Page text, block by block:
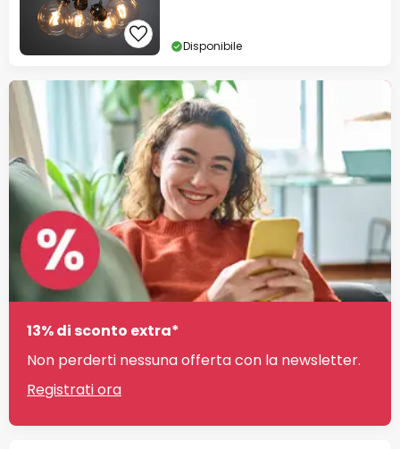
Disponibile
13% di sconto extra*
Non perderti nessuna offerta con la newsletter.
Registrati ora